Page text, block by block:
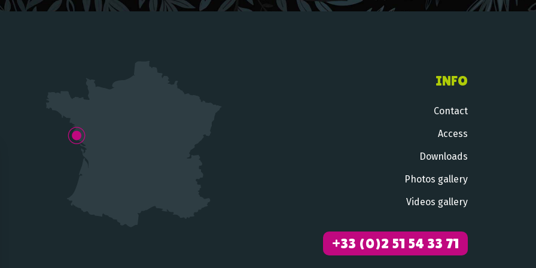
INFO
Contact
Access
Downloads
Photos gallery
Videos gallery
+33 (0)2 51 54 33 71